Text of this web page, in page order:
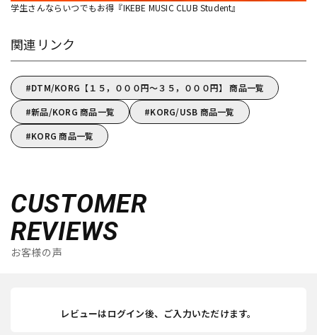
学生さんならいつでもお得『IKEBE MUSIC CLUB Student』
関連リンク
DTM/KORG【１５，０００円～３５，０００円】 商品一覧
新品/KORG 商品一覧
KORG/USB 商品一覧
KORG 商品一覧
CUSTOMER
REVIEWS
お客様の声
レビューはログイン後、ご入力いただけます。